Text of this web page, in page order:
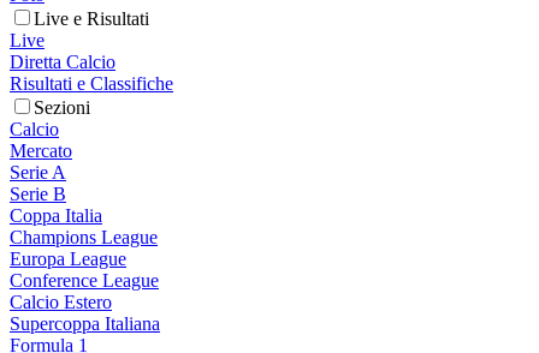
Live e Risultati
Live
Diretta Calcio
Risultati e Classifiche
Sezioni
Calcio
Mercato
Serie A
Serie B
Coppa Italia
Champions League
Europa League
Conference League
Calcio Estero
Supercoppa Italiana
Formula 1